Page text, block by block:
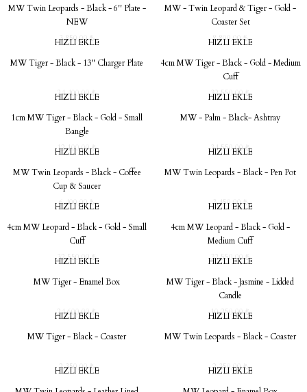
MW Twin Leopards - Black - 6'' Plate -
NEW
3.850,00 ₺
MW - Twin Leopard & Tiger - Gold -
Coaster Set
8.800,00 ₺
HIZLI EKLE
MW Tiger - Black - 13'' Charger Plate
24.400,00 ₺
HIZLI EKLE
4cm MW Tiger - Black - Gold - Medium
Cuff
32.550,00 ₺
HIZLI EKLE
1cm MW Tiger - Black - Gold - Small
Bangle
12.100,00 ₺
HIZLI EKLE
MW - Palm - Black- Ashtray
34.550,00 ₺
HIZLI EKLE
MW Twin Leopards - Black - Coffee
Cup & Saucer
6.400,00 ₺
HIZLI EKLE
MW Twin Leopards - Black - Pen Pot
3.450,00 ₺
HIZLI EKLE
4cm MW Leopard - Black - Gold - Small
Cuff
32.550,00 ₺
HIZLI EKLE
4cm MW Leopard - Black - Gold -
Medium Cuff
32.550,00 ₺
HIZLI EKLE
MW Tiger - Enamel Box
24.600,00 ₺
HIZLI EKLE
MW Tiger - Black - Jasmine - Lidded
Candle
10.250,00 ₺
HIZLI EKLE
MW Tiger - Black - Coaster
2.350,00 ₺
HIZLI EKLE
MW Twin Leopards - Black - Coaster
2.350,00 ₺
HIZLI EKLE
HIZLI EKLE